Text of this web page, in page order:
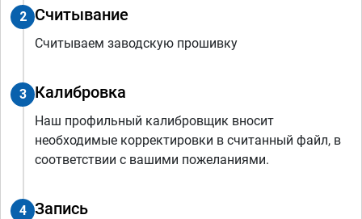
2 Считывание
Считываем заводскую прошивку
3 Калибровка
Наш профильный калибровщик вносит
необходимые корректировки в считанный файл, в
соответствии с вашими пожеланиями.
4 Запись